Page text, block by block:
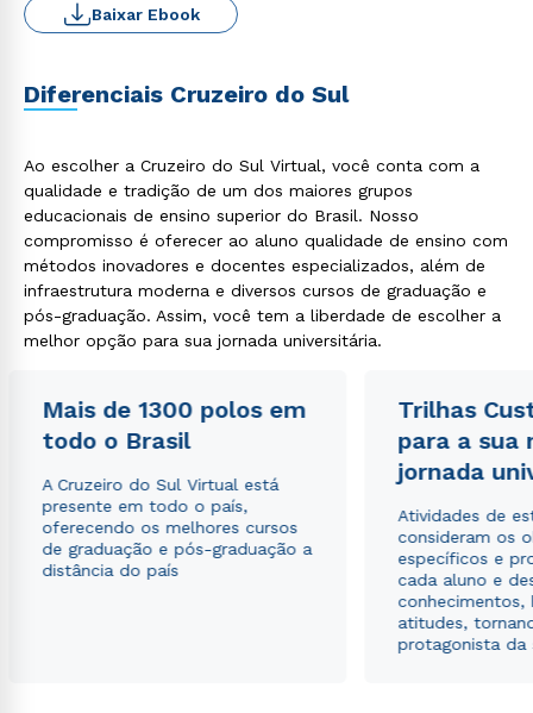
Baixar Ebook
Diferenciais Cruzeiro do Sul
Ao escolher a Cruzeiro do Sul Virtual, você conta com a
qualidade e tradição de um dos maiores grupos
educacionais de ensino superior do Brasil. Nosso
compromisso é oferecer ao aluno qualidade de ensino com
métodos inovadores e docentes especializados, além de
infraestrutura moderna e diversos cursos de graduação e
pós-graduação. Assim, você tem a liberdade de escolher a
melhor opção para sua jornada universitária.
Mais de 1300 polos em
todo o Brasil
A Cruzeiro do Sul Virtual está
presente em todo o país,
oferecendo os melhores cursos
de graduação e pós-graduação a
distância do país
Trilhas
para a sua
jornada
Atividades de
consideram os
específicos e
cada aluno e
conhecimentos,
atitudes,
protagonista da